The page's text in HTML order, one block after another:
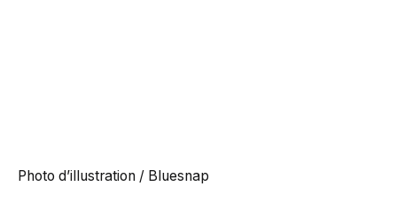
Photo d’illustration / Bluesnap